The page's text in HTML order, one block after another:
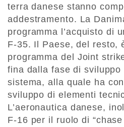
terra danese stanno
addestramento. La
programma l’acquisto di
F-35. Il Paese, del resto,
programma del Joint
fina dalla fase di sviluppo
sistema, alla quale ha
sviluppo di elementi
L’aeronautica danese,
F-16 per il ruolo di